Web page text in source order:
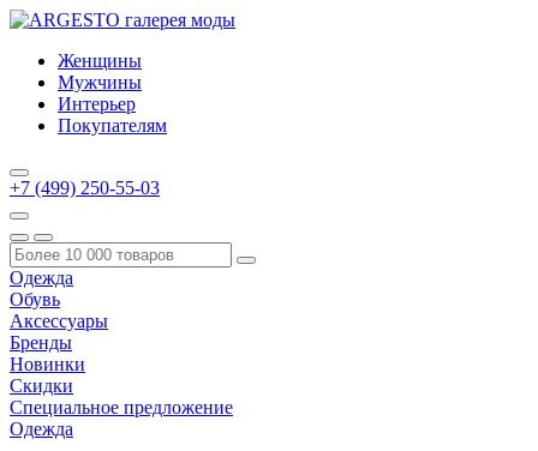
Женщины
Мужчины
Интерьер
Покупателям
+7 (499) 250-55-03
Одежда
Обувь
Аксессуары
Бренды
Новинки
Скидки
Специальное предложение
Одежда